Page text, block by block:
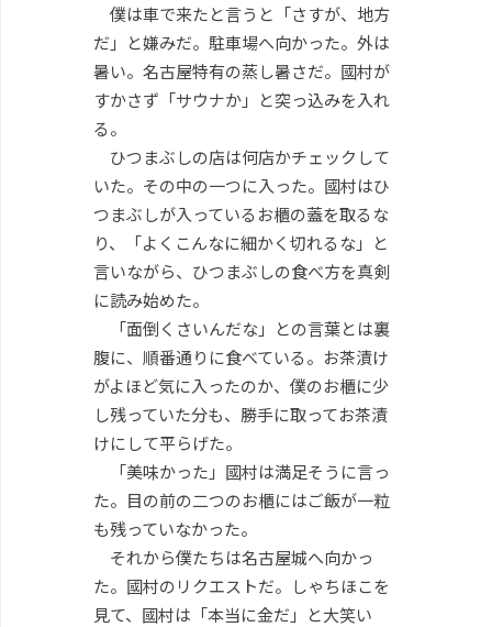
僕は車で来たと言うと「さすが、地方
だ」と嫌みだ。駐車場へ向かった。外は
暑い。名古屋特有の蒸し暑さだ。國村が
すかさず「サウナか」と突っ込みを入れ
る。
ひつまぶしの店は何店かチェックして
いた。その中の一つに入った。國村はひ
つまぶしが入っているお櫃の蓋を取るな
り、「よくこんなに細かく切れるな」と
言いながら、ひつまぶしの食べ方を真剣
に読み始めた。
「面倒くさいんだな」との言葉とは裏
腹に、順番通りに食べている。お茶漬け
がよほど気に入ったのか、僕のお櫃に少
し残っていた分も、勝手に取ってお茶漬
けにして平らげた。
「美味かった」國村は満足そうに言っ
た。目の前の二つのお櫃にはご飯が一粒
も残っていなかった。
それから僕たちは名古屋城へ向かっ
た。國村のリクエストだ。しゃちほこを
見て、國村は「本当に金だ」と大笑い